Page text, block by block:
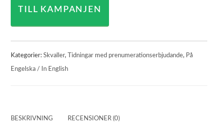
TILL KAMPANJEN
Kategorier:Skvaller, Tidningar med prenumerationserbjudande, På
Engelska / In English
BESKRIVNING RECENSIONER (0)